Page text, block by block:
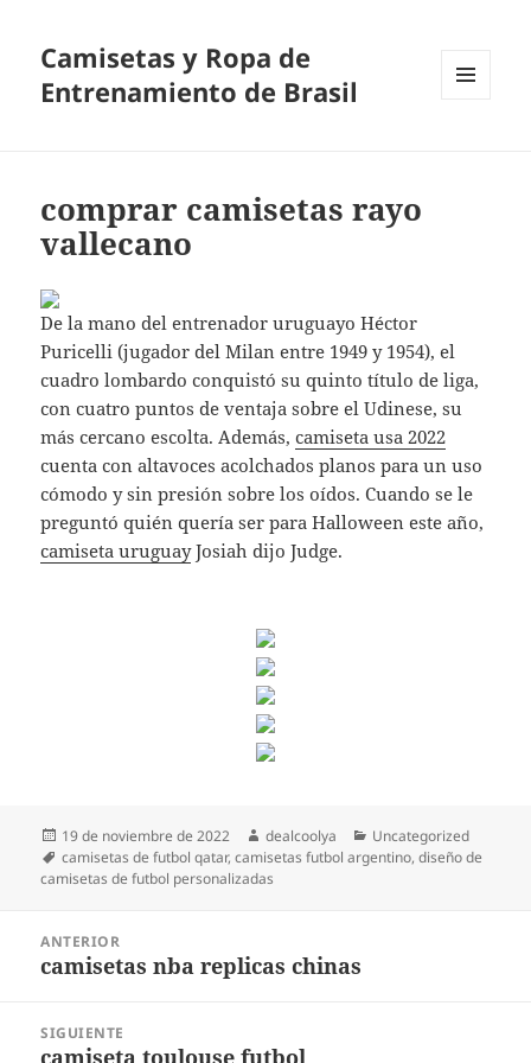
Camisetas y Ropa de
Entrenamiento de Brasil
comprar camisetas rayo
vallecano
De la mano del entrenador uruguayo Héctor
Puricelli (jugador del Milan entre 1949 y 1954), el
cuadro lombardo conquistó su quinto título de liga,
con cuatro puntos de ventaja sobre el Udinese, su
más cercano escolta. Además,camiseta usa 2022
cuenta con altavoces acolchados planos para un uso
cómodo y sin presión sobre los oídos. Cuando se le
preguntó quién quería ser para Halloween este año,
camiseta uruguayJosiah dijo Judge.
Publicado
el
19 de noviembre de 2022 Autor
dealcoolya Categorías
Uncategorized
Etiquetas
camisetas de futbol qatar,camisetas futbol argentino,diseño de
camisetas de futbol personalizadas
entradas
ANTERIOR
Entrada
camisetas nba replicas chinas
SIGUIENTE
Entrada
camiseta toulouse futbol